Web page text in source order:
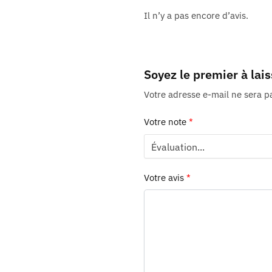
Il n’y a pas encore d’avis.
Soyez le premier à
Votre adresse e-mail ne sera
Votre note *
Votre avis *